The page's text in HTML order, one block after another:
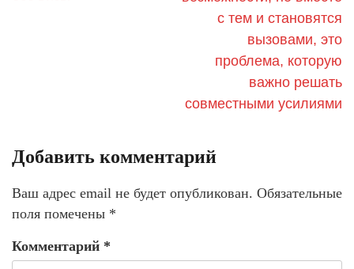
с тем и становятся
вызовами, это
проблема, которую
важно решать
совместными усилиями
Добавить комментарий
Ваш адрес email не будет опубликован. Обязательные
поля помечены *
Комментарий *